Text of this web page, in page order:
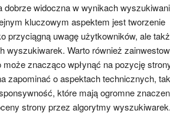
dobrze widoczna w wynikach
kluczowym aspektem jest tworzenie
przyciągną uwagę użytkowników, ale
wyszukiwarek. Warto również
znacząco wpłynąć na pozycję
zapominać o aspektach technicznych,
które mają ogromne
strony przez algorytmy wyszukiwarek.